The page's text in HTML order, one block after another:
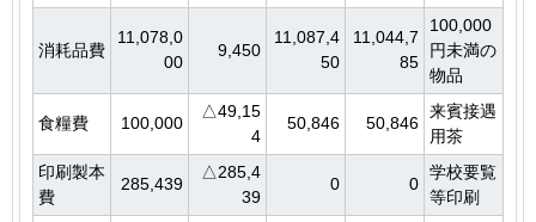
消耗品費
11,078,0
00
9,450
11,087,4
50
11,044,7
85
100,000
円未満の
物品
食糧費 100,000
△49,15
4
50,846 50,846
来賓接遇
用茶
印刷製本
費
285,439
△285,4
39
0 0
学校要覧
等印刷